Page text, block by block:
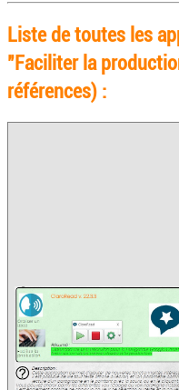
Liste de toutes les
"Faciliter la
références) :